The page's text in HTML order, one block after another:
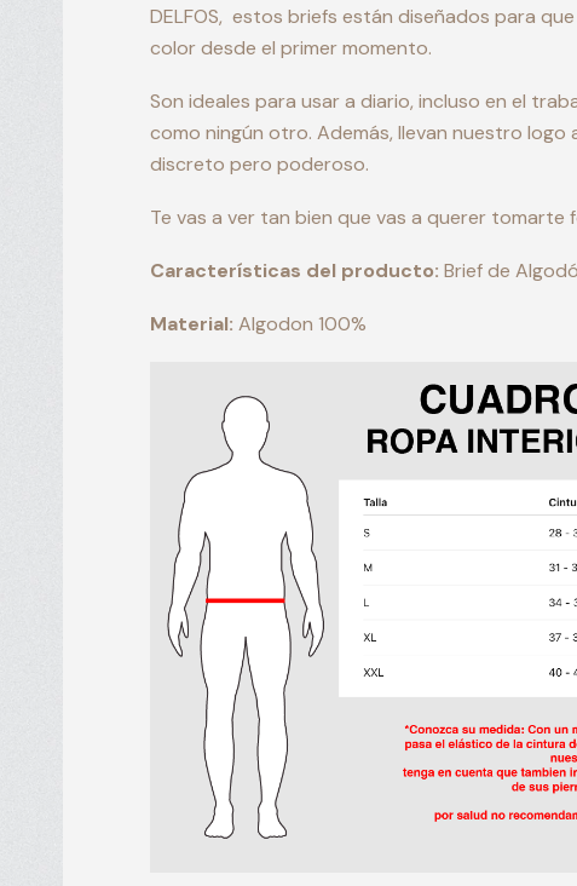
DELFOS, estos briefs están diseñados para
color desde el primer momento.
Son ideales para usar a diario, incluso en el
como ningún otro. Además, llevan nuestro
discreto pero poderoso.
Te vas a ver tan bien que vas a querer
Características del producto: Brief de
Material: Algodon 100%